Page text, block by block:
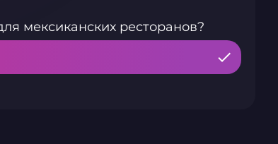
мексиканских ресторанов?